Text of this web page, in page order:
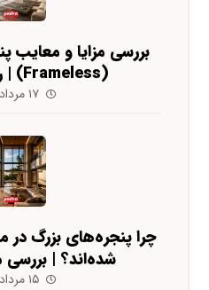
بررسی مزایا و معایب
(Frameless) | راهنمای کامل
۱۷ مرداد ۱۴۰۵
چرا پنجره‌های بزرگ
شده‌اند؟ | بررسی
۱۵ مرداد ۱۴۰۵